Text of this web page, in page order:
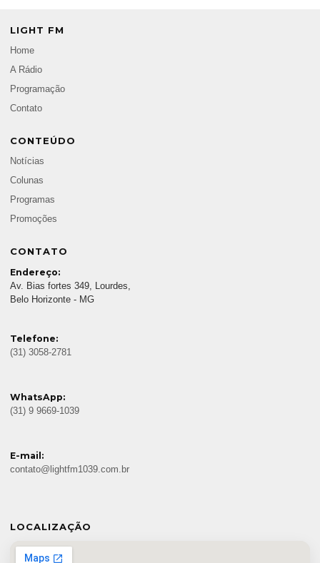
LIGHT FM
Home
A Rádio
Programação
Contato
CONTEÚDO
Notícias
Colunas
Programas
Promoções
CONTATO
Endereço:
Av. Bias fortes 349, Lourdes,
Belo Horizonte - MG
Telefone:
(31) 3058-2781
WhatsApp:
(31) 9 9669-1039
E-mail:
contato@lightfm1039.com.br
LOCALIZAÇÃO